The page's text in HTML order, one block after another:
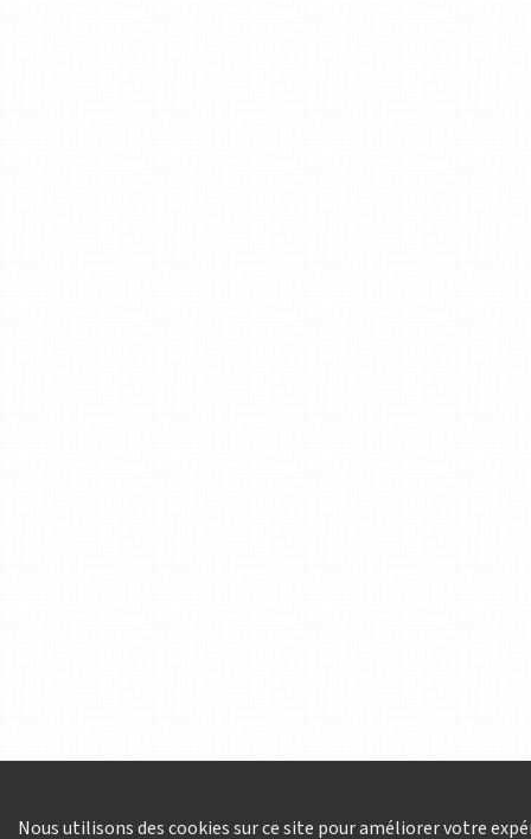
Nous utilisons des cookies sur ce site pour améliorer votre